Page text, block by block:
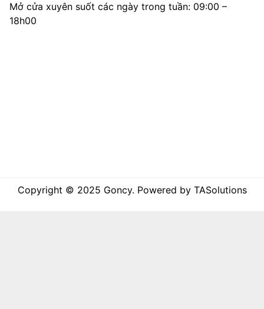
Mở cửa xuyên suốt các ngày trong tuần: 09:00 –
18h00
Copyright © 2025 Goncy. Powered by TASolutions